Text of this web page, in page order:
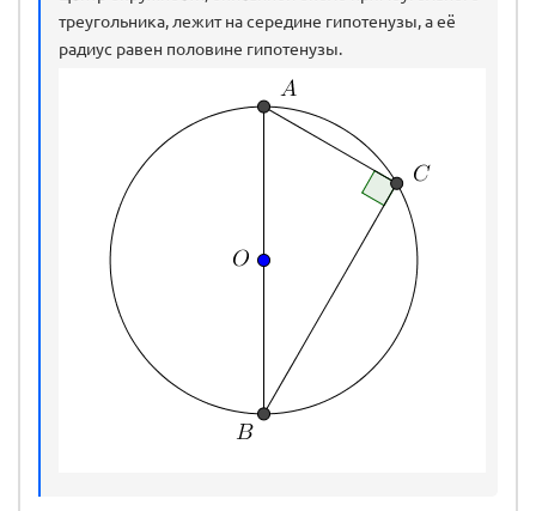
треугольника, лежит на середине гипотенузы, а её
радиус равен половине гипотенузы.